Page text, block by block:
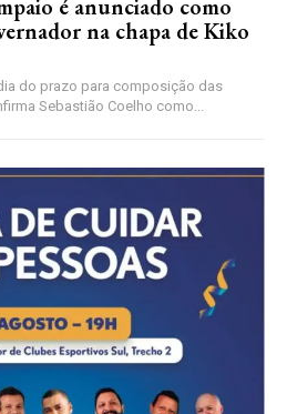
é anunciado como
na chapa de Kiko
do prazo para composição das
Sebastião Coelho como...